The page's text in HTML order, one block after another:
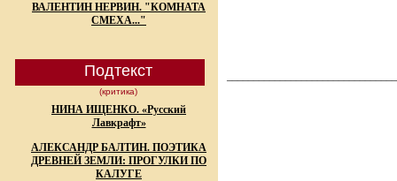
ВАЛЕНТИН НЕРВИН. "КОМНАТА
СМЕХА..."
Подтекст
(критика)
НИНА ИЩЕНКО. «Русский
Лавкрафт»
АЛЕКСАНДР БАЛТИН. ПОЭТИКА
ДРЕВНЕЙ ЗЕМЛИ: ПРОГУЛКИ ПО
КАЛУГЕ